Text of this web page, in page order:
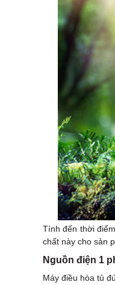
Tính đến thời
chất này cho sản
Nguồn điện 1
Máy điều hòa tủ